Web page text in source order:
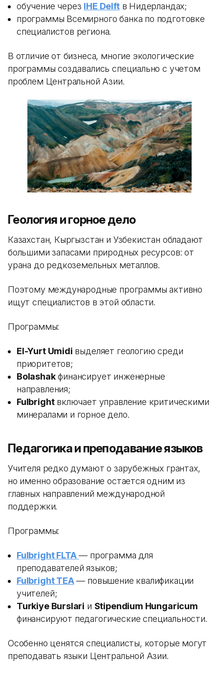
обучение через IHE Delftв Нидерландах;
программы Всемирного банка по подготовке
специалистов региона.
В отличие от бизнеса, многие экологические
программы создавались специально с учетом
проблем Центральной Азии.
Геология и горное дело
Казахстан, Кыргызстан и Узбекистан обладают
большими запасами природных ресурсов: от
урана до редкоземельных металлов.
Поэтому международные программы активно
ищут специалистов в этой области.
Программы:
El-Yurt Umidi выделяет геологию среди
приоритетов;
Bolashakфинансирует инженерные
направления;
Fulbrightвключает управление критическими
минералами и горное дело.
Педагогика и преподавание языков
Учителя редко думают о зарубежных грантах,
но именно образование остается одним из
главных направлений международной
поддержки.
Программы:
Fulbright FLTA — программа для
преподавателей языков;
Fulbright TEA— повышение квалификации
учителей;
Turkiye Burslari и Stipendium Hungaricum
финансируют педагогические специальности.
Особенно ценятся специалисты, которые могут
преподавать языки Центральной Азии.